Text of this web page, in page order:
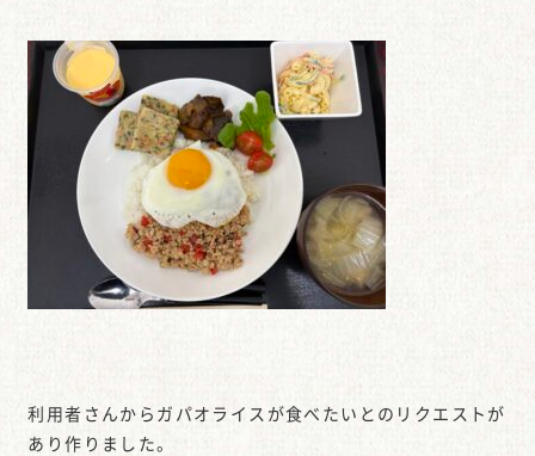
利用者さんからガパオライスが食べたいとのリクエストが
あり作りました。